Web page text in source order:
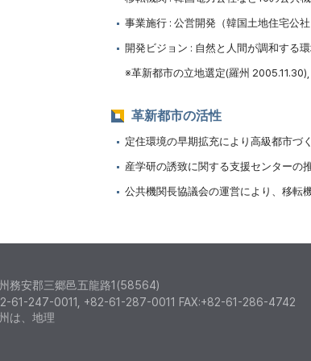
事業施行 : 公営開発（韓国土地住宅公
開発ビジョン : 自然と人間が調和する
※革新都市の立地選定(羅州
革新都市の活性
定住環境の早期拡充により高級都市づ
産学研の誘致に関する支援センターの
公共機関長協議会の運営により、移転
務安郡三郷邑五龍路1(58564)
61-247-0011, +82-61-287-0011 FAX:+82-61-286-4742
は、地理